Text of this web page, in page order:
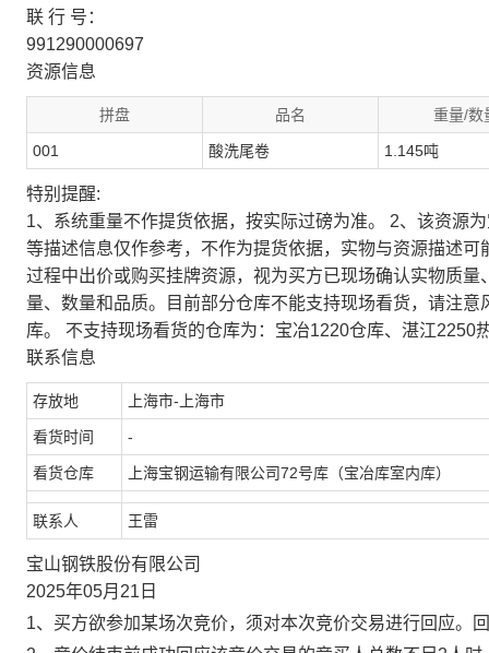
联 行 号：
991290000697
资源信息
拼盘 品名 重量/数
001 酸洗尾卷 1.145吨
特别提醒:
1、系统重量不作提货依据，按实际过磅为准。 2、该资源
等描述信息仅作参考，不作为提货依据，实物与资源描述
过程中出价或购买挂牌资源，视为买方已现场确认实物质
量、数量和品质。目前部分仓库不能支持现场看货，请注
库。 不支持现场看货的仓库为：宝冶1220仓库、湛江2250
联系信息
存放地 上海市-上海市
看货时间 -
看货仓库 上海宝钢运输有限公司72号库（宝冶库室内库）
联系人 王雷
宝山钢铁股份有限公司
2025年05月21日
1、买方欲参加某场次竞价，须对本次竞价交易进行回应。